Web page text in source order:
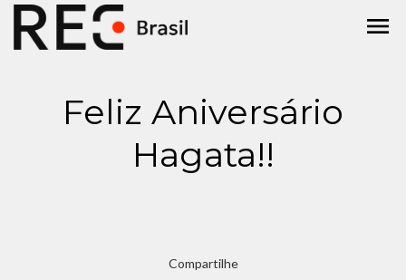
menu
Feliz Aniversário
Hagata!!
Compartilhe